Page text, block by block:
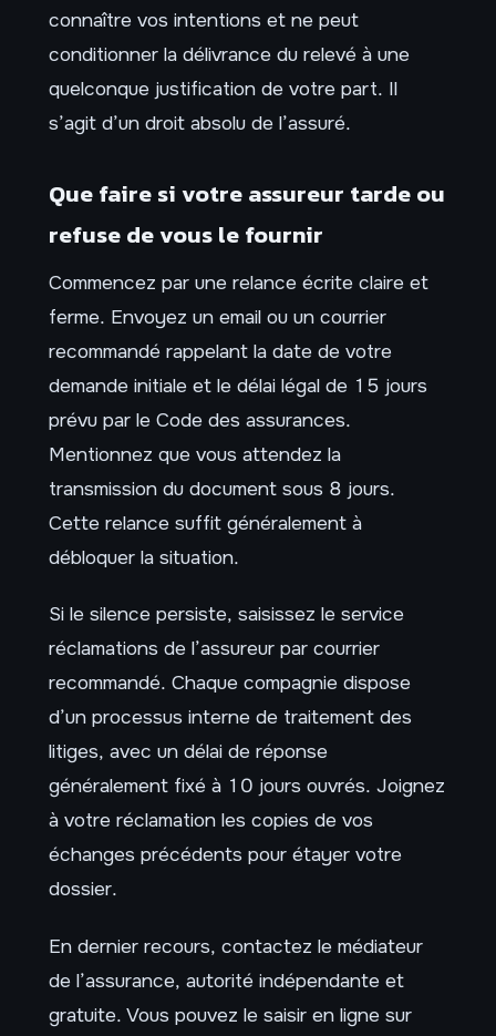
connaître vos intentions et ne peut
conditionner la délivrance du relevé à une
quelconque justification de votre part. Il
s’agit d’un droit absolu de l’assuré.
Que faire si votre assureur tarde ou
refuse de vous le fournir
Commencez par une relance écrite claire et
ferme. Envoyez un email ou un courrier
recommandé rappelant la date de votre
demande initiale et le délai légal de 15 jours
prévu par le Code des assurances.
Mentionnez que vous attendez la
transmission du document sous 8 jours.
Cette relance suffit généralement à
débloquer la situation.
Si le silence persiste, saisissez le service
réclamations de l’assureur par courrier
recommandé. Chaque compagnie dispose
d’un processus interne de traitement des
litiges, avec un délai de réponse
généralement fixé à 10 jours ouvrés. Joignez
à votre réclamation les copies de vos
échanges précédents pour étayer votre
dossier.
En dernier recours, contactez le médiateur
de l’assurance, autorité indépendante et
gratuite. Vous pouvez le saisir en ligne sur